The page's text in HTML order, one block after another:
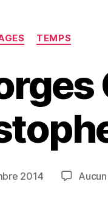
Catégories
TEMPS
2014